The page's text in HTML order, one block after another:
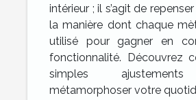
intérieur ; il s’agit de
la manière dont chaque
utilisé pour gagner en
fonctionnalité. Découvrez
simples
métamorphoser votre